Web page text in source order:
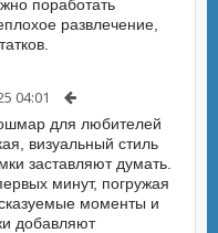
поработать
развлечение,
04:01
для любителей
визуальный стиль
заставляют думать.
минут, погружая
моменты и
добавляют